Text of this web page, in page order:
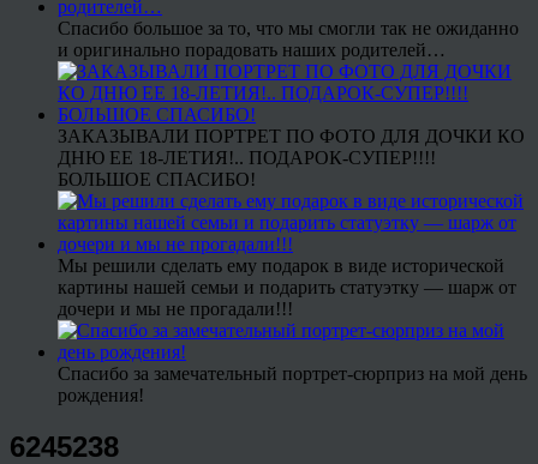
Спасибо большое за то, что мы смогли так не ожиданно
и оригинально порадовать наших родителей…
ЗАКАЗЫВАЛИ ПОРТРЕТ ПО ФОТО ДЛЯ ДОЧКИ КО
ДНЮ ЕЕ 18-ЛЕТИЯ!.. ПОДАРОК-СУПЕР!!!!
БОЛЬШОЕ СПАСИБО!
Мы решили сделать ему подарок в виде исторической
картины нашей семьи и подарить статуэтку — шарж от
дочери и мы не прогадали!!!
Спасибо за замечательный портрет-сюрприз на мой день
рождения!
6245238